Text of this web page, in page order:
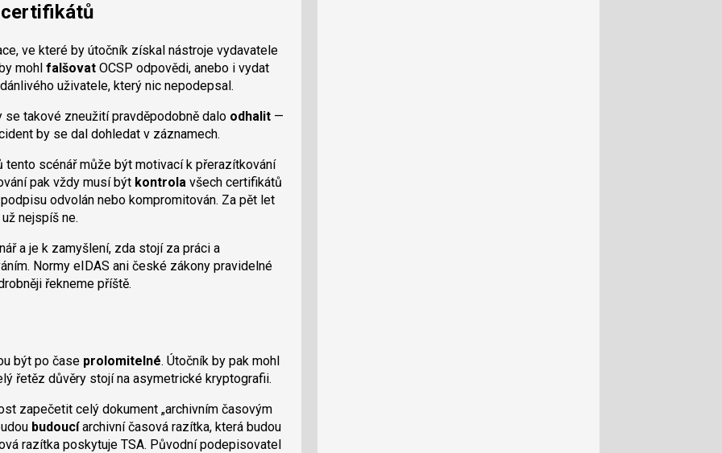
ve které by útočník získal nástroje vydavatele
mohl falšovat OCSP odpovědi, anebo i vydat
uživatele, který nic nepodepsal.
takové zneužití pravděpodobně dalo odhalit —
by se dal dohledat v záznamech.
scénář může být motivací k přerazítkování
pak vždy musí být kontrola všech certifikátů
odvolán nebo kompromitován. Za pět let
nejspíš ne.
a je k zamyšlení, zda stojí za práci a
Normy eIDAS ani české zákony pravidelné
řekneme příště.
být po čase prolomitelné. Útočník by pak mohl
řetěz důvěry stojí na asymetrické kryptografii.
zapečetit celý dokument „archivním časovým
budoucíarchivní časová razítka, která budou
razítka poskytuje TSA. Původní podepisovatel